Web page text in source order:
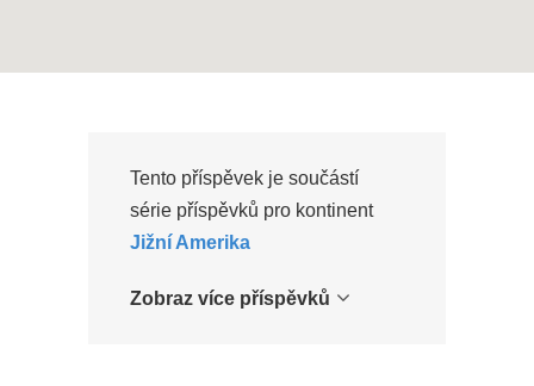
Tento příspěvek je součástí
série příspěvků pro kontinent
Jižní Amerika
Zobraz více příspěvků